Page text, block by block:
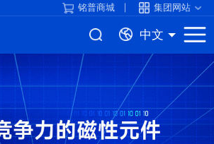
铭普商城 集团网站
中文